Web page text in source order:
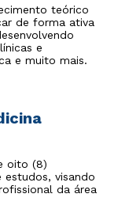
de forma ativa
e
e muito mais.
oito (8)
estudos, visando
da área